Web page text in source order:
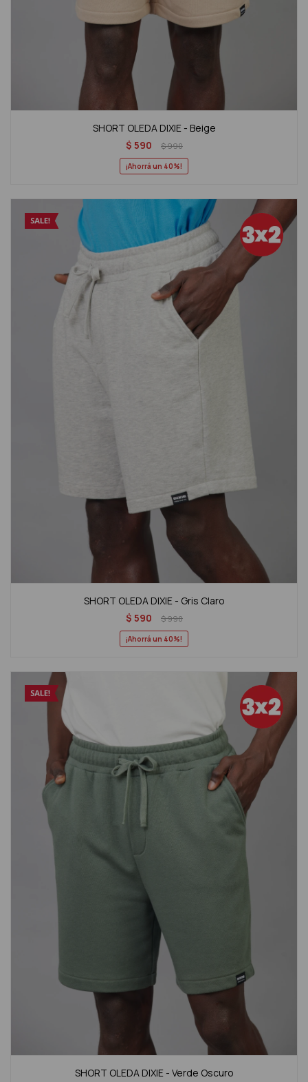
SHORT OLEDA DIXIE - Beige
$ 590 $990
40
SHORT OLEDA DIXIE - Gris Claro
$ 590 $990
40
SHORT OLEDA DIXIE - Verde Oscuro